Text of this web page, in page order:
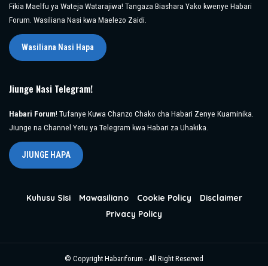
Fikia Maelfu ya Wateja Watarajiwa! Tangaza Biashara Yako kwenye Habari
Forum. Wasiliana Nasi kwa Maelezo Zaidi.
Wasiliana Nasi Hapa
Jiunge Nasi Telegram!
Habari Forum! Tufanye Kuwa Chanzo Chako cha Habari Zenye Kuaminika.
Jiunge na Channel Yetu ya Telegram kwa Habari za Uhakika.
JIUNGE HAPA
Kuhusu Sisi Mawasiliano Cookie Policy
Disclaimer
Privacy Policy
© Copyright Habariforum - All Right Reserved